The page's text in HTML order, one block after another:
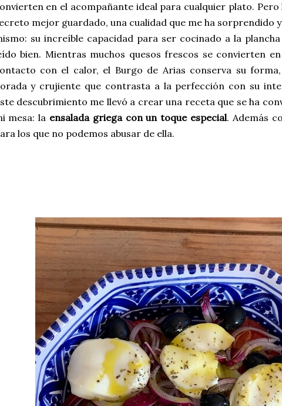
en el acompañante ideal para cualquier plato.
mejor guardado, una cualidad que me ha sorprendido
su increíble capacidad para ser cocinado a la
bien. Mientras muchos quesos frescos se convierten
con el calor, el Burgo de Arias conserva su
y crujiente que contrasta a la perfección con su
descubrimiento me llevó a crear una receta que se ha
mesa: la ensalada griega con un toque especial. Además
los que no podemos abusar de ella.